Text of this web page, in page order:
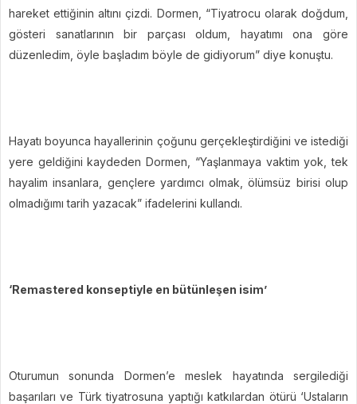
hareket ettiğinin altını çizdi. Dormen, “Tiyatrocu olarak doğdum,
gösteri sanatlarının bir parçası oldum, hayatımı ona göre
düzenledim, öyle başladım böyle de gidiyorum” diye konuştu.
Hayatı boyunca hayallerinin çoğunu gerçekleştirdiğini ve istediği
yere geldiğini kaydeden Dormen, “Yaşlanmaya vaktim yok, tek
hayalim insanlara, gençlere yardımcı olmak, ölümsüz birisi olup
olmadığımı tarih yazacak” ifadelerini kullandı.
‘Remastered konseptiyle en bütünleşen isim’
Oturumun sonunda Dormen’e meslek hayatında sergilediği
başarıları ve Türk tiyatrosuna yaptığı katkılardan ötürü ‘Ustaların